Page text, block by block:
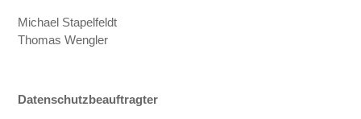
Michael Stapelfeldt
Thomas Wengler
Datenschutzbeauftragter